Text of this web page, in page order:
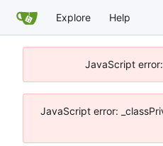
Explore Help
JavaScript
JavaScript error: